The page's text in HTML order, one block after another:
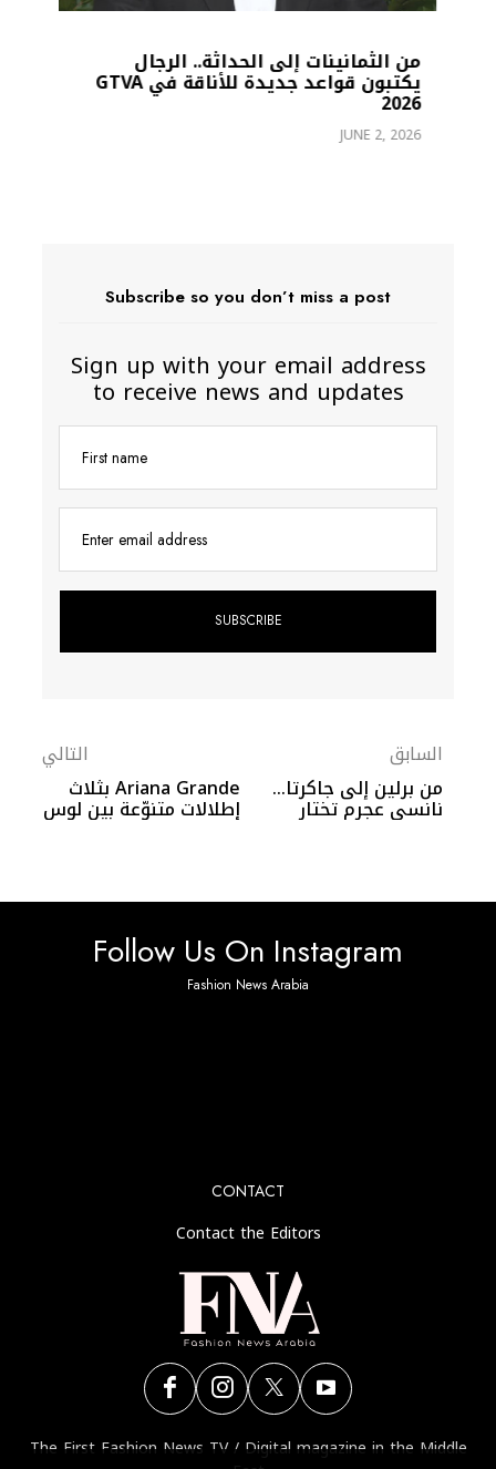
من الثمانينات إلى الحداثة.. الرجال
يكتبون قواعد جديدة للأناقة في GTVA
2026
JUNE 2, 2026
Subscribe so you don’t miss a post
Sign up with your email address
to receive news and updates
First name
Enter email address
السابق
من برلين إلى جاكرتا…
نانسي عجرم تختار
التصاميم اللبنانية
التالي
Ariana Grande بثلاث
إطلالات متنوّعة بين لوس
أنجلوس وباريس
Follow Us On Instagram
Fashion News Arabia
CONTACT
Contact the Editors
The First Fashion News TV / Digital magazine in the Middle